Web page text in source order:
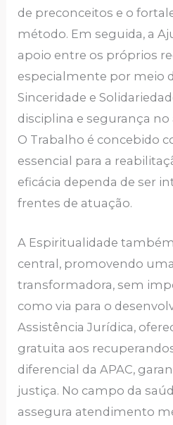
de preconceitos e o
método. Em seguida, a
apoio entre os próprios
especialmente por meio
Sinceridade e
disciplina e segurança
O Trabalho é concebido
essencial para a
eficácia dependa de ser
frentes de atuação.
A Espiritualidade
central, promovendo
transformadora, sem
como via para o
Assistência Jurídica,
gratuita aos
diferencial da APAC,
justiça. No campo da
assegura atendimento